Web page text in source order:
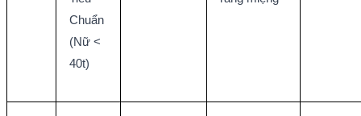
Chuẩn
(Nữ <
40t)